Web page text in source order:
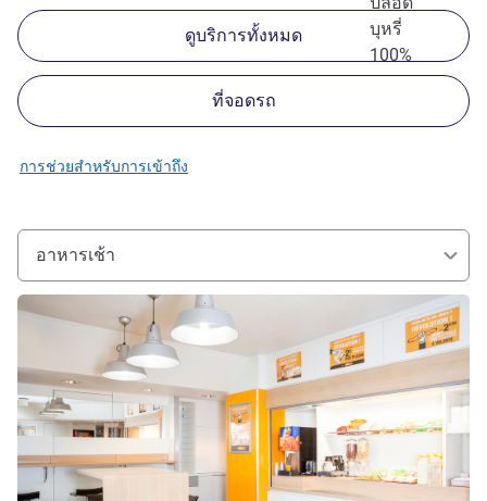
บุหรี่
100%
ดูบริการทั้งหมด
ที่จอดรถ
การช่วยสำหรับการเข้าถึง
อาหารเช้า
ดูรายละเอียด